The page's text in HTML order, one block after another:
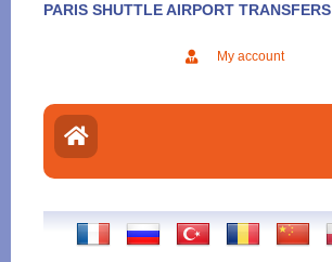
PARIS SHUTTLE AIRPORT TRANSFERS
My account